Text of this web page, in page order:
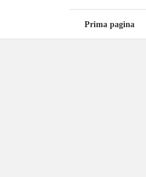
Prima pagina